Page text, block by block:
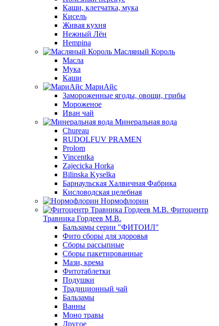
Каши, клетчатка, мука
Кисель
Живая кухня
Нежный Лён
Hempina
Масляный Король
Масла
Мука
Каши
МариАйс
Замороженные ягоды, овощи, грибы
Мороженое
Иван чай
Минеральная вода
Chureau
RUDOLFUV PRAMEN
Prolom
Vincentka
Zajecicka Horka
Bilinska Kyselka
Барнаульская Халвичная Фабрика
Кисловодская целебная
Нормофлорин
Фитоцентр
Травника Гордеев М.В.
Бальзамы серии "ФИТОИЛ"
Фито сборы для здоровья
Сборы рассыпные
Сборы пакетированные
Мази, крема
Фитотаблетки
Подушки
Традиционный чай
Бальзамы
Ванны
Моно травы
Другое